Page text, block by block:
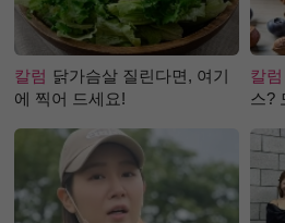
칼럼 닭가슴살 질린다면, 여기
에 찍어 드세요!
칼럼
스?